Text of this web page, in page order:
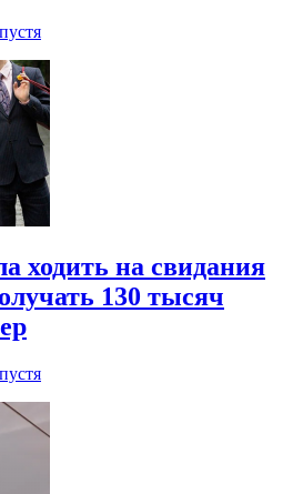
ходить на свидания
130 тысяч